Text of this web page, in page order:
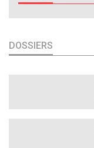
DOSSIERS